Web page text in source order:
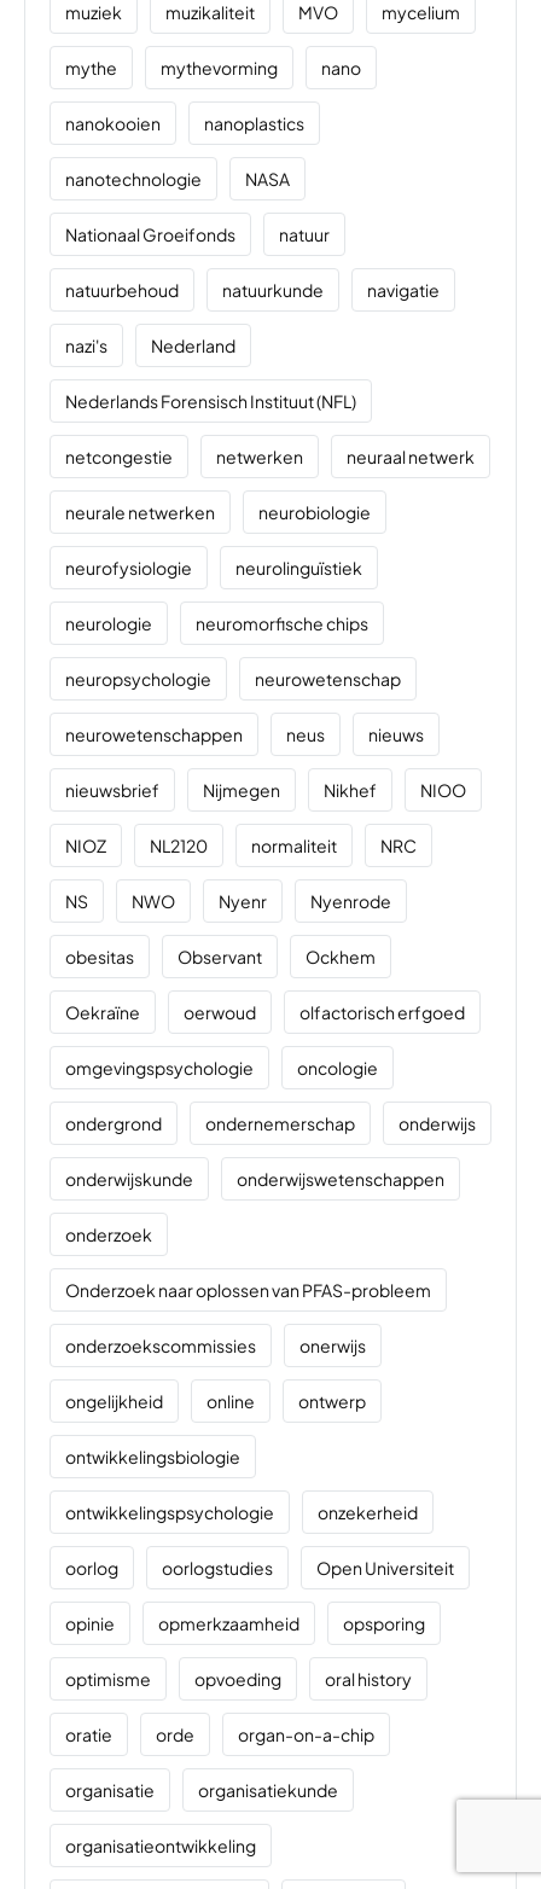
muziek muzikaliteit MVO mycelium
mythe mythevorming nano
nanokooien nanoplastics
nanotechnologie NASA
Nationaal Groeifonds natuur
natuurbehoud natuurkunde navigatie
nazi's Nederland
Nederlands Forensisch Instituut (NFL)
netcongestie netwerken neuraal netwerk
neurale netwerken neurobiologie
neurofysiologie neurolinguïstiek
neurologie neuromorfische chips
neuropsychologie neurowetenschap
neurowetenschappen neus nieuws
nieuwsbrief Nijmegen Nikhef NIOO
NIOZ NL2120 normaliteit NRC
NS NWO Nyenr Nyenrode
obesitas Observant Ockhem
Oekraïne oerwoud olfactorisch erfgoed
omgevingspsychologie oncologie
ondergrond ondernemerschap onderwijs
onderwijskunde onderwijswetenschappen
onderzoek
Onderzoek naar oplossen van PFAS-probleem
onderzoekscommissies onerwijs
ongelijkheid online ontwerp
ontwikkelingsbiologie
ontwikkelingspsychologie onzekerheid
oorlog oorlogstudies Open Universiteit
opinie opmerkzaamheid opsporing
optimisme opvoeding oral history
oratie orde organ-on-a-chip
organisatie organisatiekunde
organisatieontwikkeling